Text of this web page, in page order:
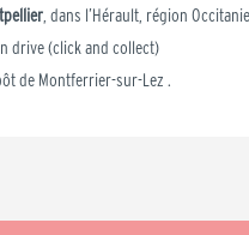
, dans l’Hérault, région
drive (click and collect)
de Montferrier-sur-Lez .